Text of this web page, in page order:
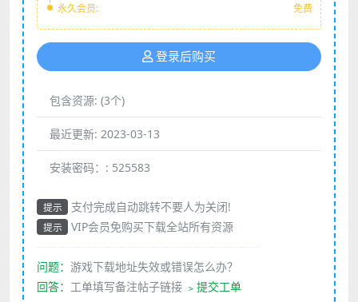
永久会员:
免费
登录后购买
包含资源: (3个)
最近更新: 2023-03-13
安装密码：: 525583
提示 支付完成自动跳转不要人为关闭!
提示
VIP会员免购买下载全站所有资源
问题： 游戏下载地址失效或错误怎么办？
回答： 工单填写备注帖子链接 ﹥提交工单